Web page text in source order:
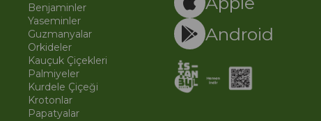
Benjaminler
Yaseminler
Guzmanyalar
Orkideler
Kauçuk Çiçekleri
Palmiyeler
Kurdele Çiçeği
Krotonlar
Papatyalar
Android